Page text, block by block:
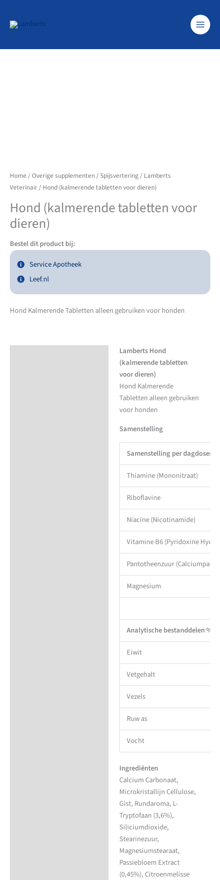
Home /Overige supplementen/ Spijsvertering/ Lamberts
Veterinair/ Hond (kalmerende tabletten voor dieren)
Hond (kalmerende tabletten voor
dieren)
Bestel dit product bij:
Service Apotheek
Leef.nl
Hond Kalmerende Tabletten alleen gebruiken voor honden
Lamberts Hond
(kalmerende tabletten
voor dieren)
Hond Kalmerende
Tabletten alleen gebruiken
voor honden
Samenstelling
Samenstelling per
Thiamine (Mononitraat)
Riboflavine
Niacine (Nicotinamide)
Vitamine B6 (Pyridoxine
Pantotheenzuur
Magnesium
Analytische bestanddelen %
Eiwit
Vetgehalt
Vezels
Ruw as
Vocht
Ingrediënten
Calcium Carbonaat,
Microkristallijn Cellulose,
Gist, Rundaroma, L-
Tryptofaan (3,6%),
Siliciumdioxide,
Stearinezuur,
Magnesiumstearaat,
Passiebloem Extract
(0,45%), Citroenmelisse